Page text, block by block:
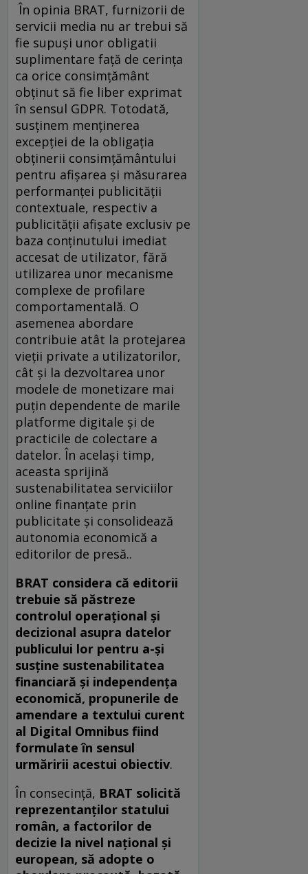
În opinia BRAT, furnizorii de
servicii media nu ar trebui să
fie supuși unor obligatii
suplimentare față de cerința
ca orice consimțământ
obținut să fie liber exprimat
în sensul GDPR. Totodată,
susținem menținerea
excepției de la obligația
obținerii consimțământului
pentru afișarea și măsurarea
performanței publicității
contextuale, respectiv a
publicității afișate exclusiv pe
baza conținutului imediat
accesat de utilizator, fără
utilizarea unor mecanisme
complexe de profilare
comportamentală. O
asemenea abordare
contribuie atât la protejarea
vieții private a utilizatorilor,
cât și la dezvoltarea unor
modele de monetizare mai
puțin dependente de marile
platforme digitale și de
practicile de colectare a
datelor. În același timp,
aceasta sprijină
sustenabilitatea serviciilor
online finanțate prin
publicitate și consolidează
autonomia economică a
editorilor de presă..
BRAT considera că editorii
trebuie să păstreze
controlul operațional și
decizional asupra datelor
publicului lor pentru a-și
susține sustenabilitatea
financiară și independența
economică, propunerile de
amendare a textului curent
al Digital Omnibus fiind
formulate în sensul
urmăririi acestui obiectiv.
În consecință, BRAT solicită
reprezentanților statului
român, a factorilor de
decizie la nivel național și
european, să adopte o